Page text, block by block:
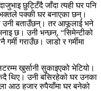
छुट्टिँदै जाँदा त्यही घर पनि
पक्की घर बनाएका छन्।
उनी बताउँछन्। तर आफूलाई भने
छ। उनी भन्छन्, “सिमेन्टीको
गर्मी गराउँछ। जाडो र गर्मीमा
खुर्सानी सुकाइएको भेटियो।
थिए। उनी बसिरहेको घर उनका
आठ हजार रुपैयाँमा घर बनेको